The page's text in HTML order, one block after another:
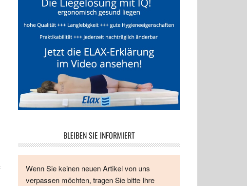
BLEIBEN SIE INFORMIERT
Wenn Sie keinen neuen Artikel von uns
verpassen möchten, tragen Sie bitte Ihre